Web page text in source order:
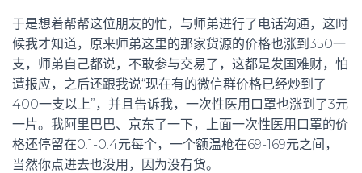
于是想着帮帮这位朋友的忙，与师弟进行了电话沟通，这时
候我才知道，原来师弟这里的那家货源的价格也涨到350一
支，师弟自己都说，不敢参与交易了，这都是发国难财，怕
遭报应，之后还跟我说“现在有的微信群价格已经炒到了
400一支以上”，并且告诉我，一次性医用口罩也涨到了3元
一片。我阿里巴巴、京东了一下，上面一次性医用口罩的价
格还停留在0.1-0.4元每个，一个额温枪在69-169元之间，
当然你点进去也没用，因为没有货。